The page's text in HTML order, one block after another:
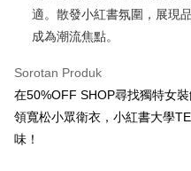
JKOPAY
Plus PAY
OP Pay Later
適。散發小紅書氛圍，展現
成為潮流焦點。
Sorotan Produk
在50%OFF SHOP尋找獨特女
領寬松小眾衛衣，小紅書大學
味！